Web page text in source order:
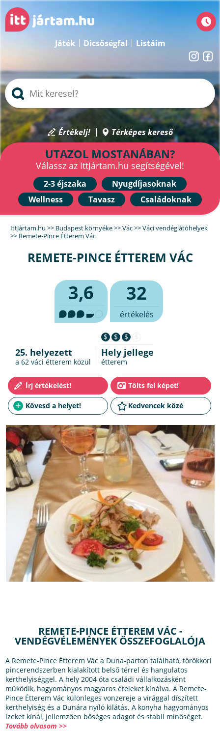
Játék Dicsőségfal Listáim
Értékelj! Térképes kereső
UTAZOL MOSTANÁBAN?
Válassz az IttJártam.hu segítségével!
2-3 éjszaka
Nyugdíjasoknak
Wellness
Tavasz Családoknak
IttJártam.hu >> Budapest környéke>>Vác>>Váci vendéglátóhelyek
>> Remete-Pince Étterem Vác
REMETE-PINCE ÉTTEREM VÁC
3,6 32
értékelés
25. helyezett
a 62váci étterem közül
$ $ $
Hely jellege
étterem
REMETE-PINCE ÉTTEREM VÁC -
VENDÉGVÉLEMÉNYEK ÖSSZEFOGLALÓJA
A Remete-Pince Étterem Vác a Duna-parton található, törökkori
pincerendszerben kialakított belső térrel és hangulatos
kerthelyiséggel. A hely 2004 óta családi vállalkozásként
működik, hagyományos magyaros ételeket kínálva. A Remete-
Pince Étterem Vác különleges vonzereje a virággal díszített
kerthelyiség és a Dunára nyíló kilátás. A konyha hagyományos
ízeket kínál, jellemzően bőséges adagot és stabil minőséget.
Tovább olvasom >>